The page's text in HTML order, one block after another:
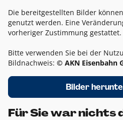
Die bereitgestellten Bilder
genutzt werden. Eine
vorheriger Zustimmung gestattet.
Bitte verwenden Sie bei der
Bildnachweis: © AKN Eisenbahn
Bilder
Für Sie war nichts